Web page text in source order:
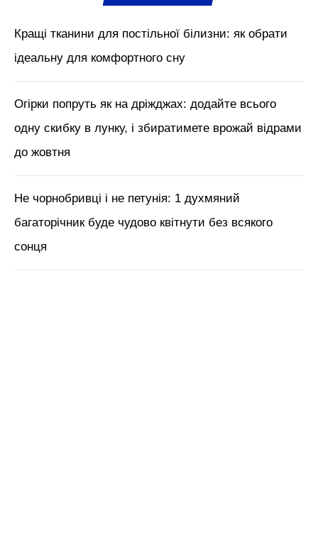
Кращі тканини для постільної білизни: як обрати
ідеальну для комфортного сну
Огірки попруть як на дріжджах: додайте всього
одну скибку в лунку, і збиратимете врожай відрами
до жовтня
Не чорнобривці і не петунія: 1 духмяний
багаторічник буде чудово квітнути без всякого
сонця